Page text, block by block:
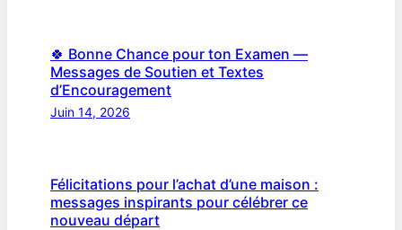
🍀 Bonne Chance pour ton Examen —
Messages de Soutien et Textes
d’Encouragement
Juin 14, 2026
Félicitations pour l’achat d’une maison :
messages inspirants pour célébrer ce
nouveau départ